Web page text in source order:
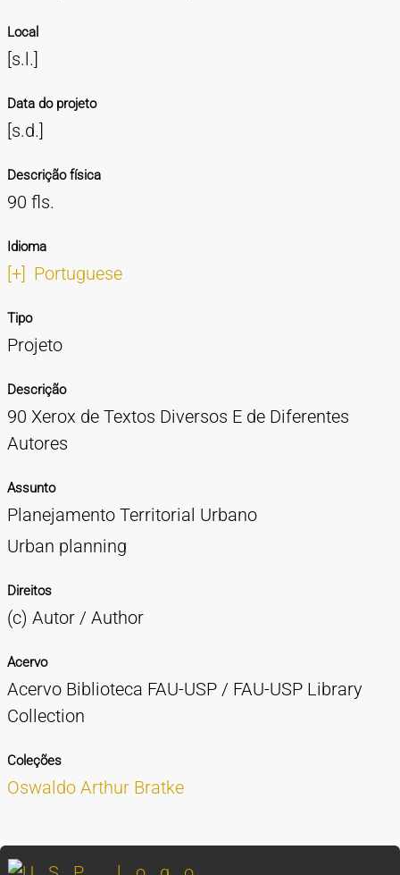
Local
[s.l.]
Data do projeto
[s.d.]
Descrição física
90 fls.
Idioma
[+] Portuguese
Tipo
Projeto
Descrição
90 Xerox de Textos Diversos E de Diferentes
Autores
Assunto
Planejamento Territorial Urbano
Urban planning
Direitos
(c) Autor / Author
Acervo
Acervo Biblioteca FAU-USP / FAU-USP Library
Collection
Coleções
Oswaldo Arthur Bratke